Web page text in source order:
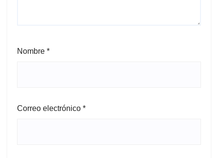
Nombre *
Correo electrónico *